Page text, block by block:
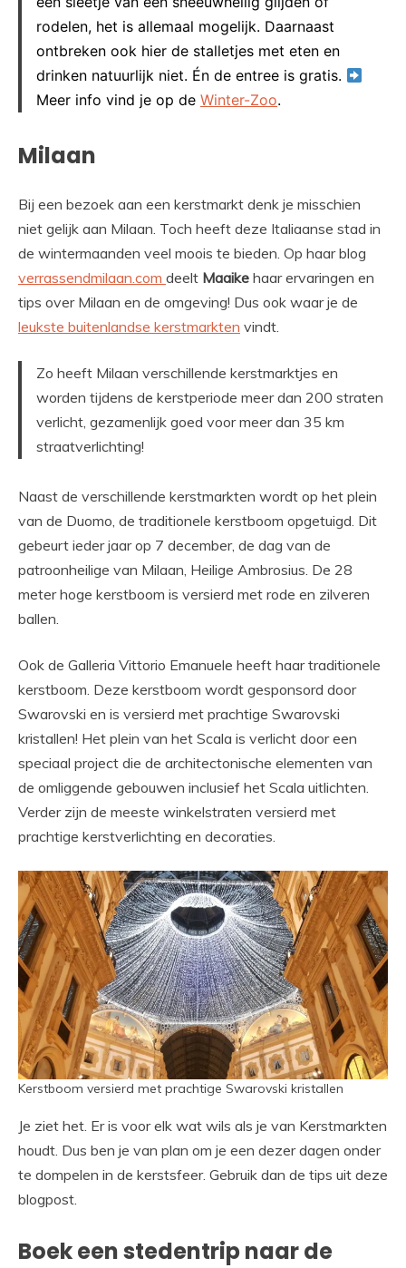
rodelen, het is allemaal mogelijk. Daarnaast
ontbreken ook hier de stalletjes met eten en
drinken natuurlijk niet. Én de entree is gratis.
Meer info vind je op de Winter-Zoo.
Milaan
Bij een bezoek aan een kerstmarkt denk je misschien
niet gelijk aan Milaan. Toch heeft deze Italiaanse stad in
de wintermaanden veel moois te bieden. Op haar blog
verrassendmilaan.com deelt Maaike haar ervaringen en
tips over Milaan en de omgeving! Dus ook waar je de
leukste buitenlandse kerstmarkten vindt.
Zo heeft Milaan verschillende kerstmarktjes en
worden tijdens de kerstperiode meer dan 200 straten
verlicht, gezamenlijk goed voor meer dan 35 km
straatverlichting!
Naast de verschillende kerstmarkten wordt op het plein
van de Duomo, de traditionele kerstboom opgetuigd. Dit
gebeurt ieder jaar op 7 december, de dag van de
patroonheilige van Milaan, Heilige Ambrosius. De 28
meter hoge kerstboom is versierd met rode en zilveren
ballen.
Ook de Galleria Vittorio Emanuele heeft haar traditionele
kerstboom. Deze kerstboom wordt gesponsord door
Swarovski en is versierd met prachtige Swarovski
kristallen! Het plein van het Scala is verlicht door een
speciaal project die de architectonische elementen van
de omliggende gebouwen inclusief het Scala uitlichten.
Verder zijn de meeste winkelstraten versierd met
prachtige kerstverlichting en decoraties.
Kerstboom versierd met prachtige Swarovski kristallen
Je ziet het. Er is voor elk wat wils als je van Kerstmarkten
houdt. Dus ben je van plan om je een dezer dagen onder
te dompelen in de kerstsfeer. Gebruik dan de tips uit deze
blogpost.
Boek een stedentrip naar de